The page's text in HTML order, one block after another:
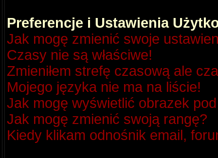
Preferencje i Ustawienia
Jak mogę zmienić swoje
Czasy nie są właściwe!
Zmieniłem strefę czasową ale
Mojego języka nie ma na liście!
Jak mogę wyświetlić obrazek
Jak mogę zmienić swoją rangę?
Kiedy klikam odnośnik email,